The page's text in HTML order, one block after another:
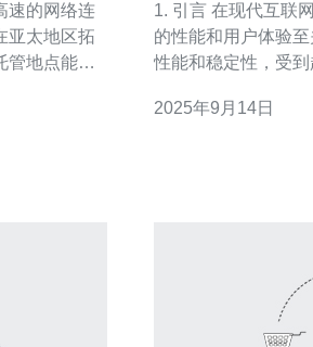
速的网络连
亚太地区拓
管地点能够
客户支
1. 引言 在现代互联网环境下，选择合适的服务器对于网站
的性能和用户体验
性能和稳定性，受
加坡服务器的基本概述 狗新加坡服务器是一款专为亚
2025年9月14日